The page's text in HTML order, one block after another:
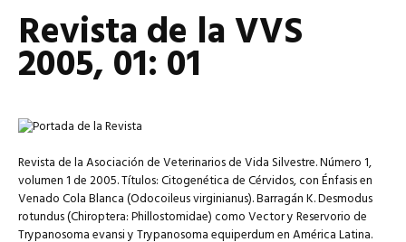
Revista de la VVS
2005, 01: 01
Revista de la Asociación de Veterinarios de Vida Silvestre. Número 1,
volumen 1 de 2005. Títulos: Citogenética de Cérvidos, con Énfasis en
Venado Cola Blanca (Odocoileus virginianus). Barragán K. Desmodus
rotundus (Chiroptera: Phillostomidae) como Vector y Reservorio de
Trypanosoma evansi y Trypanosoma equiperdum en América Latina.